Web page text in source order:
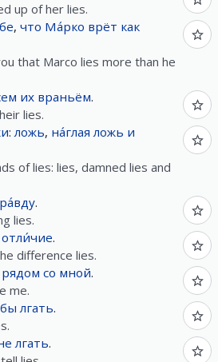
up of her lies.
, что Ма́рко врёт как
that Marco lies more than he
их враньём.
lies.
:ложь, на́глая ложь и
of lies: lies, damned lies and
.
lies.
отли́чие.
difference lies.
рядом со мной.
me.
лгать.
лгать.